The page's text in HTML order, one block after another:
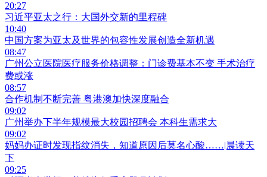
20:27
习近平亚太之行：大国外交新的里程碑
10:40
中国方案为亚太及世界的包容性发展创造全新机遇
08:47
广州公立医院医疗服务价格调整：门诊费基本不变 手术治疗
费或涨
08:57
合作机制不断完善 粤港澳加快深度融合
09:02
广州举办下半年规模最大校园招聘会 本科生需求大
09:02
妈妈办证时发现指纹消失，知道原因后莫名心酸……|晨读天
下
09:25